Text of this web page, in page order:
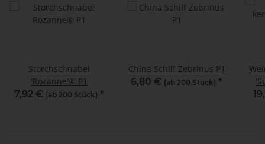
Storchschnabel
'Rozanne'® P1
7,92 € (ab 200 Stück) *
China Schilf Zebrinus P1
6,80 € (ab 200 Stück) *